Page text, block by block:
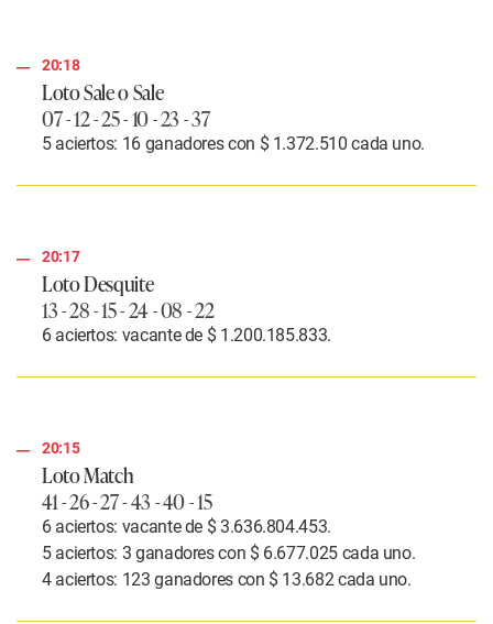
20:18
Loto Sale o Sale
07 - 12 - 25 - 10 - 23 - 37
5 aciertos: 16 ganadores con $ 1.372.510 cada uno.
20:17
Loto Desquite
13 - 28 - 15 - 24 - 08 - 22
6 aciertos: vacante de $ 1.200.185.833.
20:15
Loto Match
41 - 26 - 27 - 43 - 40 - 15
6 aciertos: vacante de $ 3.636.804.453.
5 aciertos: 3 ganadores con $ 6.677.025 cada uno.
4 aciertos: 123 ganadores con $ 13.682 cada uno.